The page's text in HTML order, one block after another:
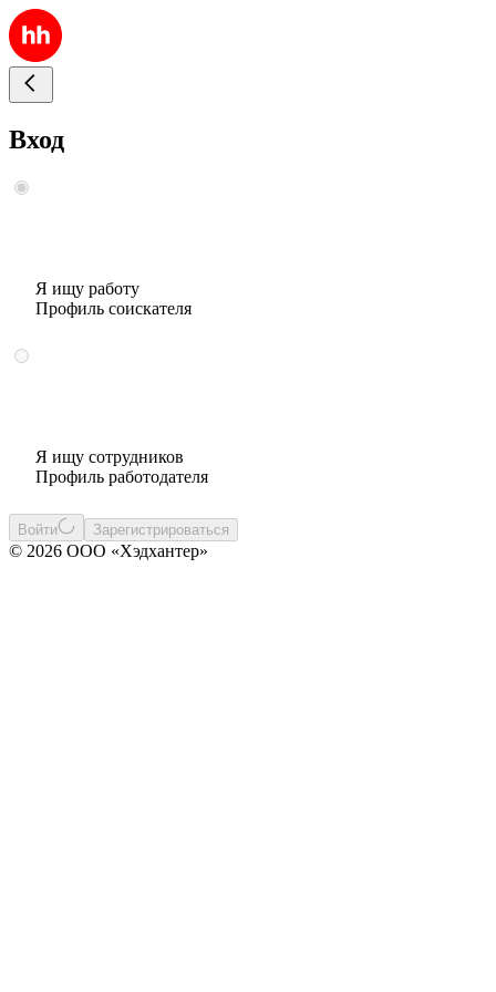
Вход
Я ищу работу
Профиль соискателя
Я ищу сотрудников
Профиль работодателя
Войти Зарегистрироваться
© 2026 ООО «Хэдхантер»